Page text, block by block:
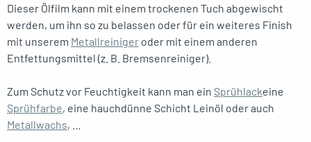
Dieser Ölfilm kann mit einem trockenen Tuch abgewischt
werden, um ihn so zu belassen oder für ein weiteres Finish
mit unserem Metallreiniger oder mit einem anderen
Entfettungsmittel (z. B. Bremsenreiniger).
Zum Schutz vor Feuchtigkeit kann man ein Sprühlackeine
Sprühfarbe, eine hauchdünne Schicht Leinöl oder auch
Metallwachs, …